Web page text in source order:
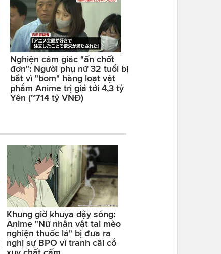
Nghiện cảm giác "ấn chốt
đơn": Người phụ nữ 32 tuổi bị
bắt vì "bom" hàng loạt vật
phẩm Anime trị giá tới 4,3 tỷ
Yên (~714 tỷ VNĐ)
Khung giờ khuya dậy sóng:
Anime "Nữ nhân vật tai mèo
nghiện thuốc lá" bị đưa ra
nghị sự BPO vì tranh cãi cổ